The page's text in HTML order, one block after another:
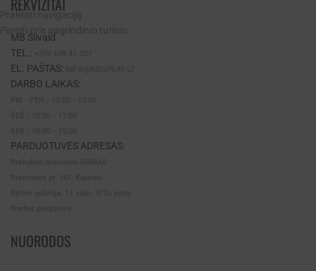
MB Silvaid
TEL.:
EL. PAŠTAS:
DARBO LAIKAS:
PARDUOTUVĖS ADRESAS:
NUORODOS